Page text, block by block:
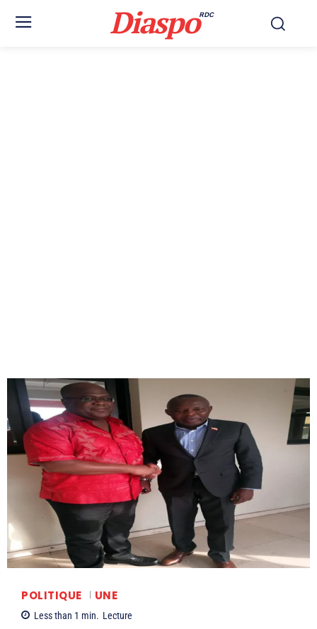
DiaspoRDC
POLITIQUE UNE
Less than 1 min. Lecture